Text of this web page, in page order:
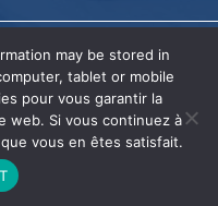
confidentialité|
droits réservés
may be stored in
tablet or mobile
pour vous garantir la
web. Si vous continuez à
vous en êtes satisfait.